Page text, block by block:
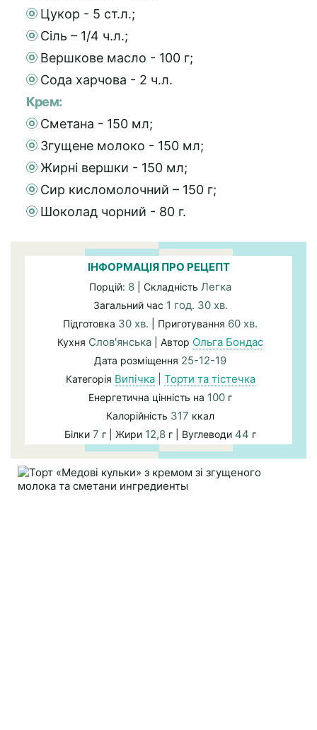
Цукор - 5 ст.л.;
Сіль – 1/4 ч.л.;
Вершкове масло - 100 г;
Сода харчова - 2 ч.л.
Крем:
Сметана - 150 мл;
Згущене молоко - 150 мл;
Жирні вершки - 150 мл;
Сир кисломолочний – 150 г;
Шоколад чорний - 80 г.
ІНФОРМАЦІЯ ПРО РЕЦЕПТ
Порцій: 8 | Складність Легка
Загальний час 1 год. 30 хв.
Підготовка 30 хв. | Приготування 60 хв.
Кухня Слов'янська | Автор Ольга Бондас
Дата розміщення 25-12-19
Категорія Випічка| Торти та тістечка
Енергетична цінність на 100 г
Калорійність 317 ккал
Білки 7 г | Жири 12,8 г | Вуглеводи 44 г